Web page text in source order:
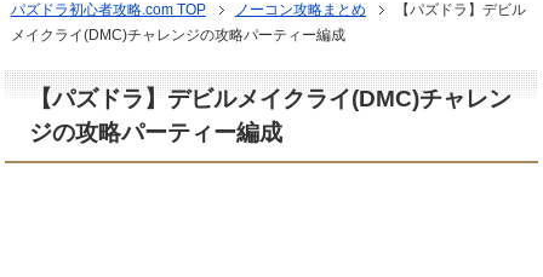
パズドラ初心者攻略.com TOP ノーコン攻略まとめ
【パズドラ】デビル
メイクライ(DMC)チャレンジの攻略パーティー編成
【パズドラ】デビルメイクライ(DMC)チャレン
ジの攻略パーティー編成